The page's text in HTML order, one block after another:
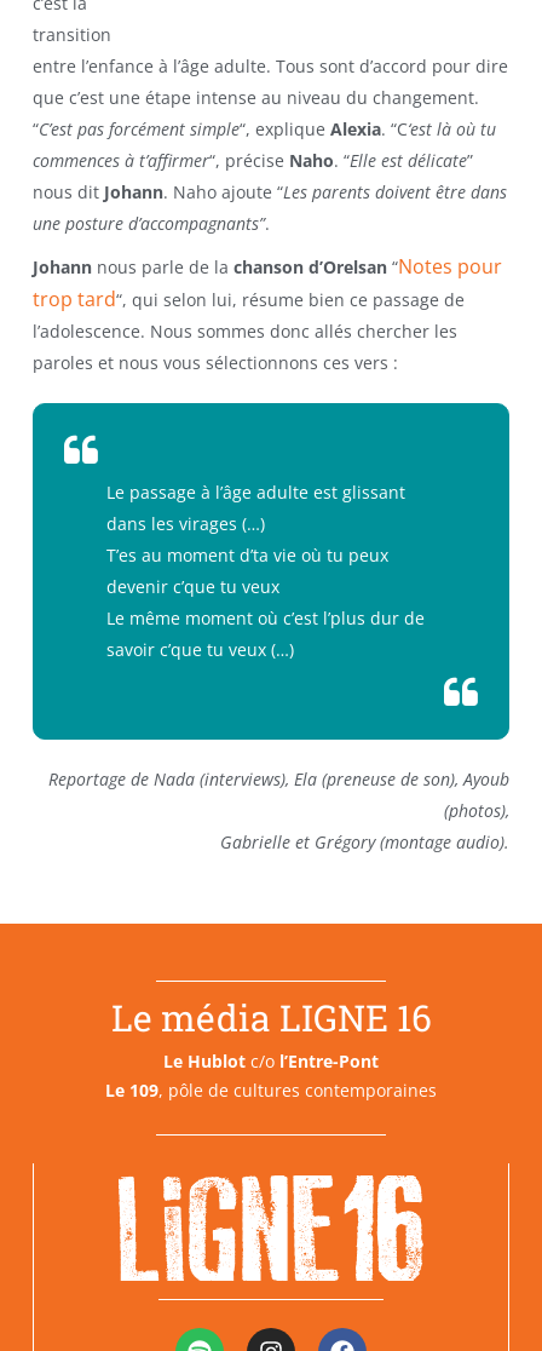
transition
entre l’enfance à l’âge adulte. Tous sont d’accord pour dire
que c’est une étape intense au niveau du changement.
“C’est pas forcément simple“, explique Alexia. “C‘est là où tu
commences à t’affirmer“, précise Naho. “Elle est délicate”
nous dit Johann. Naho ajoute “Les parents doivent être dans
une posture d’accompagnants”.
Johannnous parle de la chanson d’Orelsan“Notes pour
trop tard“, qui selon lui, résume bien ce passage de
l’adolescence. Nous sommes donc allés chercher les
paroles et nous vous sélectionnons ces vers :
Le passage à l’âge adulte est glissant
dans les virages (…)
T’es au moment d’ta vie où tu peux
devenir c’que tu veux
Le même moment où c’est l’plus dur de
savoir c’que tu veux (…)
Reportage de Nada (interviews), Ela (preneuse de son), Ayoub
(photos),
Gabrielle et Grégory (montage audio).
Le média LIGNE 16
Le Hublot c/o l’Entre-Pont
Le 109, pôle de cultures contemporaines